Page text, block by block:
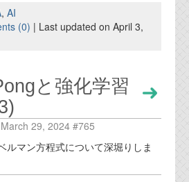
, AI
(0) | Last updated on April 3,
と強化学習
29, 2024 #765
ルマン方程式について深堀りしま